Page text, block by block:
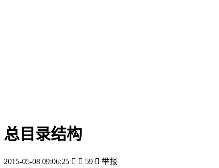
总目录结构
2015-05-08 09:06:25   59  举报